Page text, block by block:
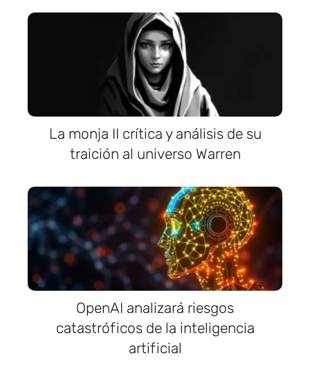
La monja II crítica y análisis de su
traición al universo Warren
OpenAI analizará riesgos
catastróficos de la inteligencia
artificial